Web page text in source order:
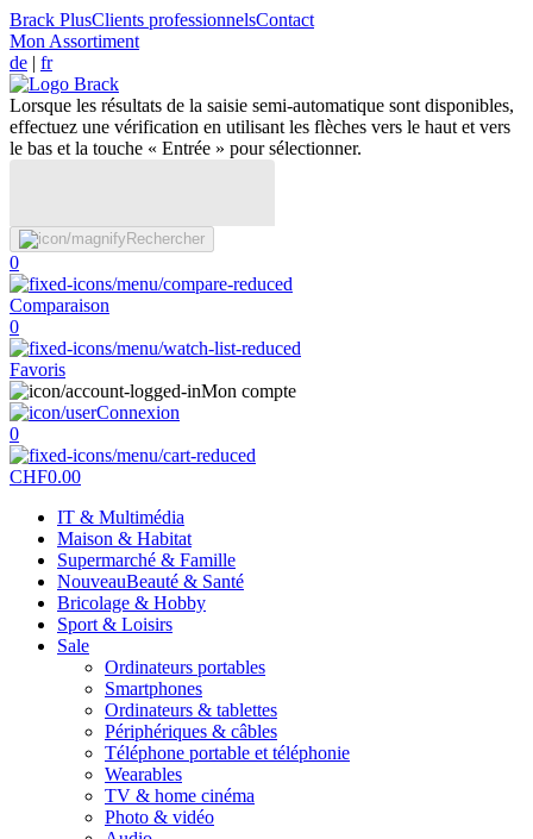
Brack PlusClients professionnelsContact
Mon Assortiment
de | fr
Lorsque les résultats de la saisie semi-automatique sont disponibles,
effectuez une vérification en utilisant les flèches vers le haut et vers
le bas et la touche « Entrée » pour sélectionner.
Rechercher
0
Comparaison
0
Favoris
Mon compte
Connexion
0
CHF0.00
IT & Multimédia
Maison & Habitat
Supermarché & Famille
NouveauBeauté & Santé
Bricolage & Hobby
Sport & Loisirs
Sale
Ordinateurs portables
Smartphones
Ordinateurs & tablettes
Périphériques & câbles
Téléphone portable et téléphonie
Wearables
TV & home cinéma
Photo & vidéo